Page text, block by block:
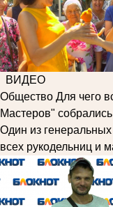
ВИДЕО
Общество Для чего
Мастеров"
Один из
всех рукодельниц и